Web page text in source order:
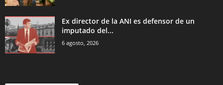
Ex director de la ANI es defensor de un
imputado del...
6 agosto, 2026